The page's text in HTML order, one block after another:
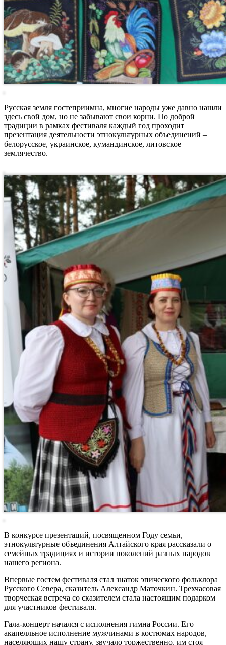
Русская земля гостеприимна, многие народы уже давно нашли
здесь свой дом, но не забывают свои корни. По доброй
традиции в рамках фестиваля каждый год проходит
презентация деятельности этнокультурных объединений –
белорусское, украинское, кумандинское, литовское
землячество.
В конкурсе презентаций, посвященном Году семьи,
этнокультурные объединения Алтайского края рассказали о
семейных традициях и истории поколений разных народов
нашего региона.
Впервые гостем фестиваля стал знаток эпического фольклора
Русского Севера, сказитель Александр Маточкин. Трехчасовая
творческая встреча со сказителем стала настоящим подарком
для участников фестиваля.
Гала-концерт начался с исполнения гимна России. Его
акапелльное исполнение мужчинами в костюмах народов,
населяющих нашу страну, звучало торжественно, им стоя